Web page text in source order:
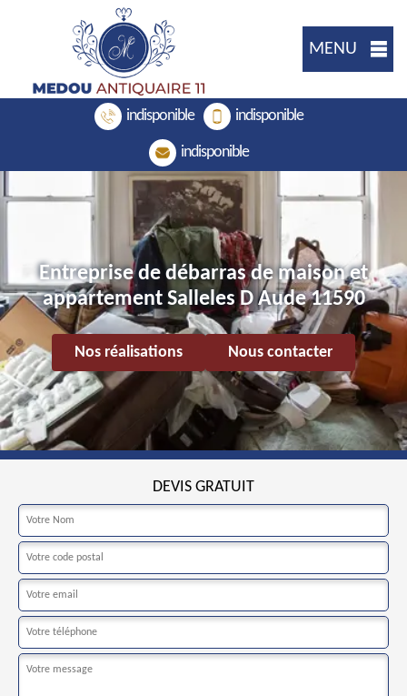
MENU
indisponible indisponible
indisponible
Entreprise de débarras de maison et
appartement Salleles D Aude 11590
Nos réalisations Nous contacter
DEVIS GRATUIT